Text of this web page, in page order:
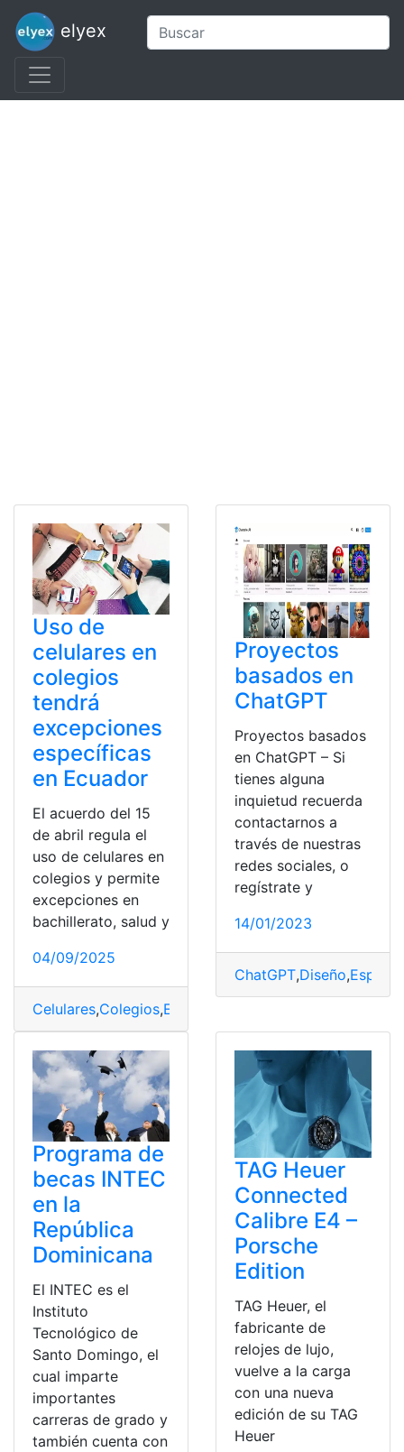
elyex
Uso de
celulares en
colegios
tendrá
excepciones
específicas
en Ecuador
El acuerdo del 15
de abril regula el
uso de celulares en
colegios y permite
excepciones en
bachillerato, salud y
04/09/2025
Celulares,Colegios,Ecuador
Proyectos
basados en
ChatGPT
Proyectos basados
en ChatGPT – Si
tienes alguna
inquietud recuerda
contactarnos a
través de nuestras
redes sociales, o
regístrate y
14/01/2023
ChatGPT,Diseño,
Programa de
becas INTEC
en la
República
Dominicana
El INTEC es el
Instituto
Tecnológico de
Santo Domingo, el
cual imparte
importantes
carreras de grado y
también cuenta con
TAG Heuer
Connected
Calibre E4 –
Porsche
Edition
TAG Heuer, el
fabricante de
relojes de lujo,
vuelve a la carga
con una nueva
edición de su TAG
Heuer